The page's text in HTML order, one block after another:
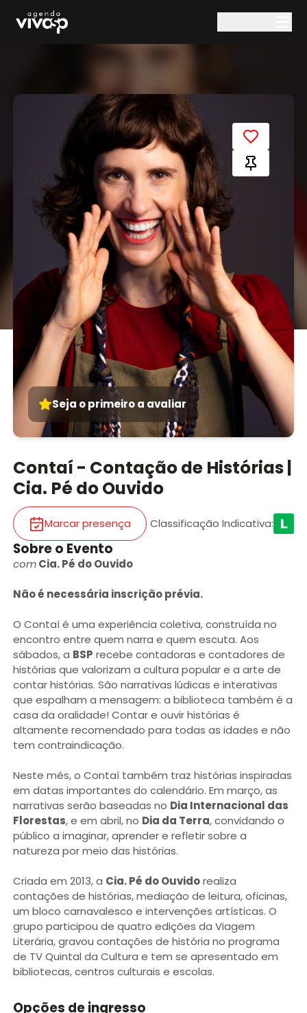
Seja o primeiro a avaliar
Contaí - Contação de Histórias |
Cia. Pé do Ouvido
Marcar presença Classificação Indicativa:
Sobre o Evento
comCia. Pé do Ouvido
Não é necessária inscrição prévia.
O Contaí é uma experiência coletiva, construída no
encontro entre quem narra e quem escuta. Aos
sábados, a BSP recebe contadoras e contadores de
histórias que valorizam a cultura popular e a arte de
contar histórias. São narrativas lúdicas e interativas
que espalham a mensagem: a biblioteca também é a
casa da oralidade! Contar e ouvir histórias é
altamente recomendado para todas as idades e não
tem contraindicação.
Neste mês, o Contaí também traz histórias inspiradas
em datas importantes do calendário. Em março, as
narrativas serão baseadas no Dia Internacional das
Florestas, e em abril, no Dia da Terra, convidando o
público a imaginar, aprender e refletir sobre a
natureza por meio das histórias.
Criada em 2013, a Cia. Pé do Ouvidorealiza
contações de histórias, mediação de leitura, oficinas,
um bloco carnavalesco e intervenções artísticas. O
grupo participou de quatro edições da Viagem
Literária, gravou contações de história no programa
de TV Quintal da Cultura e tem se apresentado em
bibliotecas, centros culturais e escolas.
Opções de ingresso